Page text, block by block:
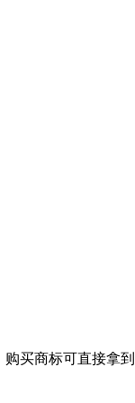
买商标可直接拿